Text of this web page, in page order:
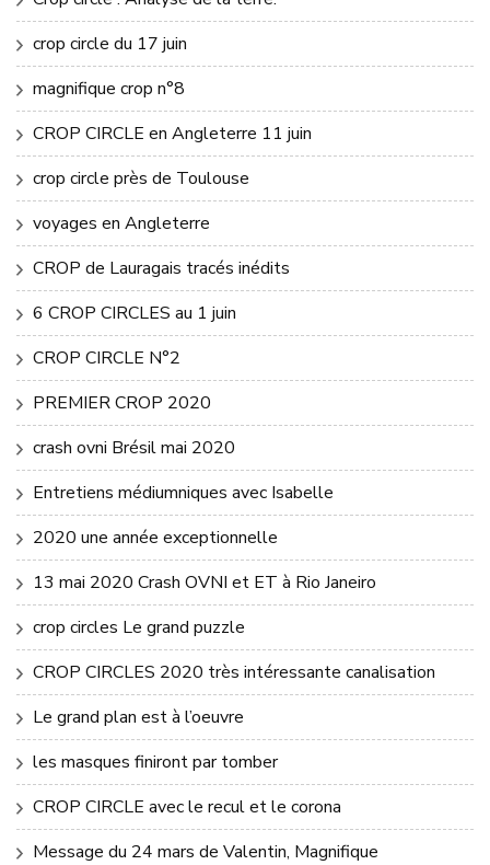
crop circle du 17 juin
magnifique crop n°8
CROP CIRCLE en Angleterre 11 juin
crop circle près de Toulouse
voyages en Angleterre
CROP de Lauragais tracés inédits
6 CROP CIRCLES au 1 juin
CROP CIRCLE N°2
PREMIER CROP 2020
crash ovni Brésil mai 2020
Entretiens médiumniques avec Isabelle
2020 une année exceptionnelle
13 mai 2020 Crash OVNI et ET à Rio Janeiro
crop circles Le grand puzzle
CROP CIRCLES 2020 très intéressante canalisation
Le grand plan est à l’oeuvre
les masques finiront par tomber
CROP CIRCLE avec le recul et le corona
Message du 24 mars de Valentin, Magnifique